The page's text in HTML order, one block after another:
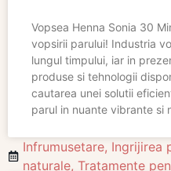
Vopsea Henna Sonia 30
vopsirii parului! Industria
lungul timpului, iar in
produse si tehnologii
cautarea unei solutii
parul in nuante vibrante si
Infrumusetare, Ingrijirea
naturale, Tratamente